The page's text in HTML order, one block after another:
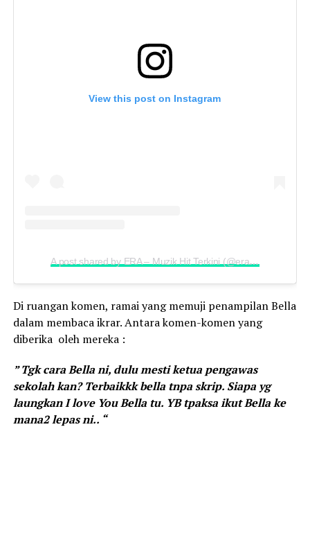
View this post on Instagram
A post shared by ERA – Muzik Hit Terkini (@era.je)
Di ruangan komen, ramai yang memuji penampilan Bella
dalam membaca ikrar. Antara komen-komen yang
diberika oleh mereka :
” Tgk cara Bella ni, dulu mesti ketua pengawas
sekolah kan? Terbaikkk bella tnpa skrip. Siapa yg
laungkan I love You Bella tu. YB tpaksa ikut Bella ke
mana2 lepas ni.. “